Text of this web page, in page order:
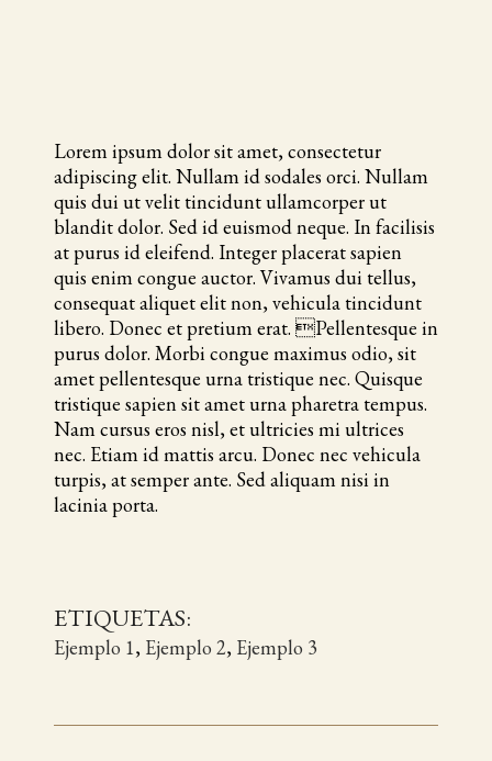
Lorem ipsum dolor sit amet, consectetur
adipiscing elit. Nullam id sodales orci. Nullam
quis dui ut velit tincidunt ullamcorper ut
blandit dolor. Sed id euismod neque. In facilisis
at purus id eleifend. Integer placerat sapien
quis enim congue auctor. Vivamus dui tellus,
consequat aliquet elit non, vehicula tincidunt
libero. Donec et pretium erat. Pellentesque in
purus dolor. Morbi congue maximus odio, sit
amet pellentesque urna tristique nec. Quisque
tristique sapien sit amet urna pharetra tempus.
Nam cursus eros nisl, et ultricies mi ultrices
nec. Etiam id mattis arcu. Donec nec vehicula
turpis, at semper ante. Sed aliquam nisi in
lacinia porta.
ETIQUETAS:
Ejemplo 1, Ejemplo 2, Ejemplo 3